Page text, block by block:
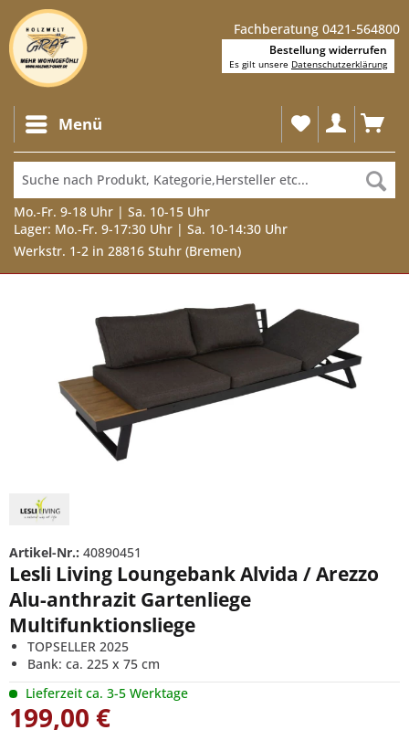
Fachberatung 0421-564800
Menü
Mo.-Fr. 9-18 Uhr | Sa. 10-15 Uhr
Lager: Mo.-Fr. 9-17:30 Uhr | Sa. 10-14:30 Uhr
Werkstr. 1-2 in 28816 Stuhr (Bremen)
Artikel-Nr.: 40890451
Lesli Living Loungebank Alvida / Arezzo
Alu-anthrazit Gartenliege
Multifunktionsliege
TOPSELLER 2025
Bank: ca. 225 x 75 cm
Lieferzeit ca. 3-5 Werktage
199,00 €
Bestellung widerrufen
Es gilt unsere Datenschutzerklärung